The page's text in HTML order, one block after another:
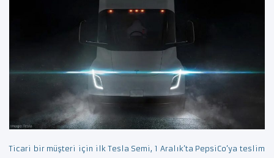
Ticari bir müşteri için ilk Tesla Semi, 1 Aralık’ta PepsiCo’ya teslim